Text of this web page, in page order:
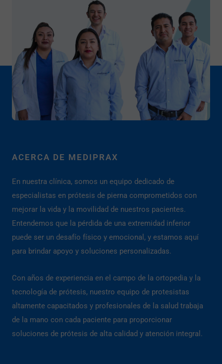
ACERCA DE MEDIPRAX
En nuestra clínica, somos un equipo dedicado de
especialistas en prótesis de pierna comprometidos con
mejorar la vida y la movilidad de nuestros pacientes.
Entendemos que la pérdida de una extremidad inferior
puede ser un desafío físico y emocional, y estamos aquí
para brindar apoyo y soluciones personalizadas.
Con años de experiencia en el campo de la ortopedia y la
tecnología de prótesis, nuestro equipo de protesistas
altamente capacitados y profesionales de la salud trabaja
de la mano con cada paciente para proporcionar
soluciones de prótesis de alta calidad y atención integral.